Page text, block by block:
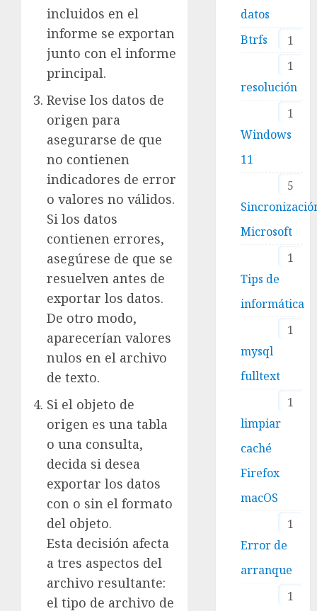
incluidos en el
informe se exportan
junto con el informe
principal.
Revise los datos de
origen para
asegurarse de que
no contienen
indicadores de error
o valores no válidos.
Si los datos
contienen errores,
asegúrese de que se
resuelven antes de
exportar los datos.
De otro modo,
aparecerían valores
nulos en el archivo
de texto.
Si el objeto de
origen es una tabla
o una consulta,
decida si desea
exportar los datos
con o sin el formato
del objeto.
Esta decisión afecta
a tres aspectos del
archivo resultante:
el tipo de archivo de
datos
1
Btrfs
1
resolución
1
Windows
11
5
Microsoft
1
Tips de
informática
1
mysql
fulltext
1
limpiar
caché
Firefox
macOS
1
Error de
arranque
1